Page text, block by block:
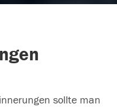
sollte man